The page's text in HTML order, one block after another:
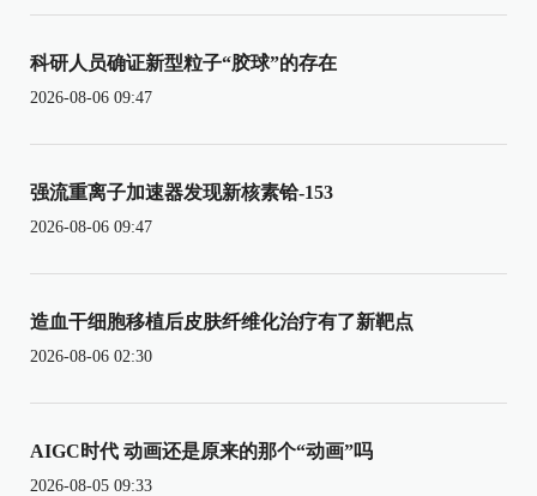
科研人员确证新型粒子“胶球”的存在
2026-08-06 09:47
强流重离子加速器发现新核素铪-153
2026-08-06 09:47
造血干细胞移植后皮肤纤维化治疗有了新靶点
2026-08-06 02:30
AIGC时代 动画还是原来的那个“动画”吗
2026-08-05 09:33